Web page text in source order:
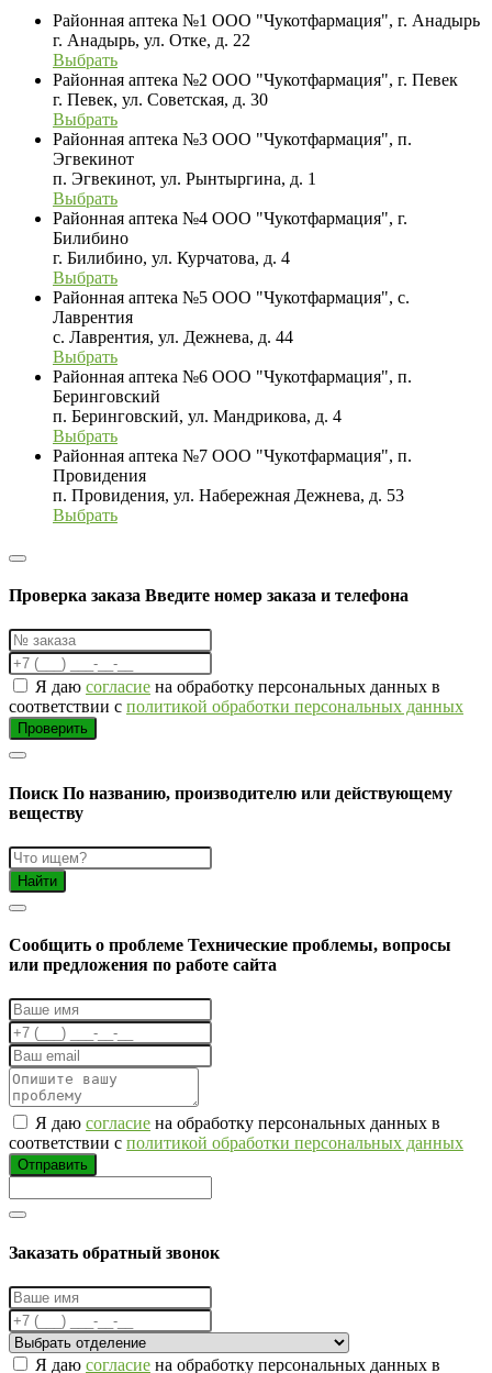
Районная аптека №1 ООО "Чукотфармация", г. Анадырь
г. Анадырь, ул. Отке, д. 22
Выбрать
Районная аптека №2 ООО "Чукотфармация", г. Певек
г. Певек, ул. Советская, д. 30
Выбрать
Районная аптека №3 ООО "Чукотфармация", п.
Эгвекинот
п. Эгвекинот, ул. Рынтыргина, д. 1
Выбрать
Районная аптека №4 ООО "Чукотфармация", г.
Билибино
г. Билибино, ул. Курчатова, д. 4
Выбрать
Районная аптека №5 ООО "Чукотфармация", с.
Лаврентия
с. Лаврентия, ул. Дежнева, д. 44
Выбрать
Районная аптека №6 ООО "Чукотфармация", п.
Беринговский
п. Беринговский, ул. Мандрикова, д. 4
Выбрать
Районная аптека №7 ООО "Чукотфармация", п.
Провидения
п. Провидения, ул. Набережная Дежнева, д. 53
Выбрать
Проверка заказа Введите номер заказа и телефона
Я даю согласие на обработку персональных данных в
соответствии с политикой обработки персональных данных
Проверить
Поиск По названию, производителю или действующему
веществу
Найти
Cообщить о проблеме Технические проблемы, вопросы
или предложения по работе сайта
Я даю согласие на обработку персональных данных в
соответствии с политикой обработки персональных данных
Отправить
Заказать обратный звонок
Я даю согласие на обработку персональных данных в